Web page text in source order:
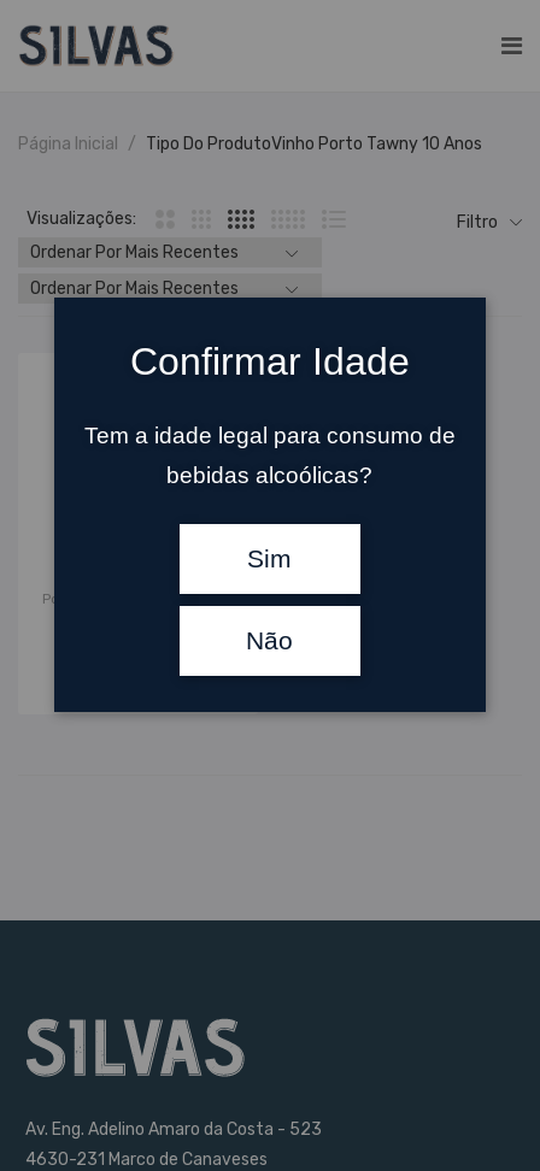
Página Inicial Tipo Do ProdutoVinho Porto Tawny 10 Anos
Visualizações: Filtro
Porto Tawny Vinho do Porto
Av. Eng. Adelino Amaro da Costa - 523
4630-231 Marco de Canaveses
Confirmar Idade
Tem a idade legal para consumo de
bebidas alcoólicas?
Sim
Não